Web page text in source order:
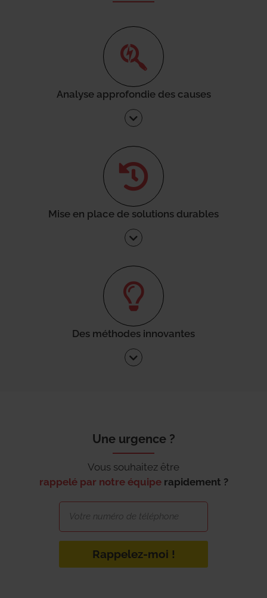
Analyse approfondie des causes
Mise en place de solutions durables
Des méthodes innovantes
Une urgence ?
Vous souhaitez être
rappelé par notre équipe rapidement ?
Rappelez-moi !